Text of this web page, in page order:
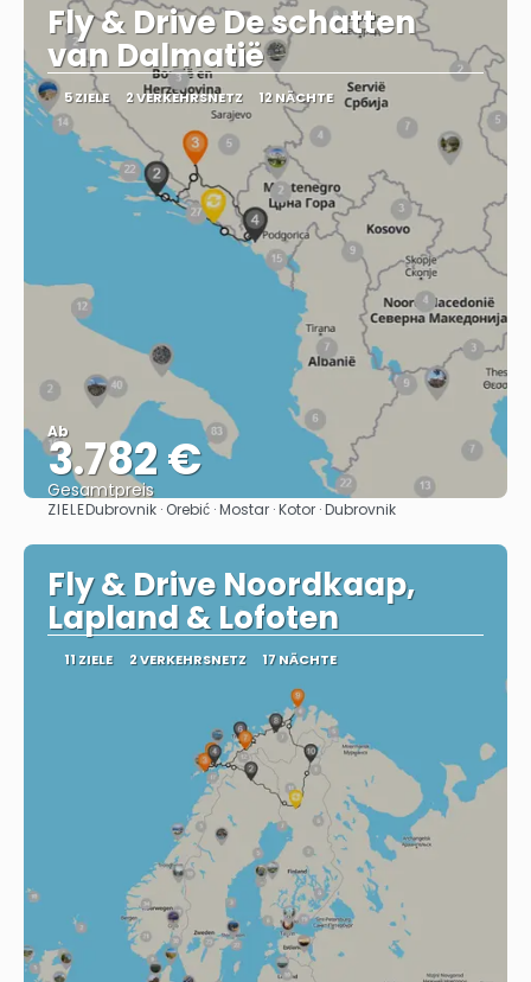
Fly & Drive De schatten
van Dalmatië
5 ZIELE 2 VERKEHRSNETZ 12 NÄCHTE
Ab
3.782 €
Gesamtpreis
Sehen
ZIELEDubrovnik · Orebić · Mostar · Kotor · Dubrovnik
Fly & Drive Noordkaap,
Lapland & Lofoten
11 ZIELE 2 VERKEHRSNETZ 17 NÄCHTE